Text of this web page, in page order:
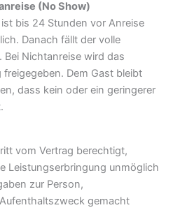
(No Show)
bis 24 Stunden vor Anreise
Danach fällt der volle
Nichtanreise wird das
freigegeben. Dem Gast bleibt
dass kein oder ein geringerer
vom Vertrag berechtigt,
Leistungserbringung unmöglich
zur Person,
gemacht